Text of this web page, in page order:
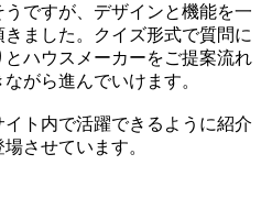
ですが、デザインと機能を一
ました。クイズ形式で質問に
ハウスメーカーをご提案流れ
がら進んでいけます。
ト内で活躍できるように紹介
させています。